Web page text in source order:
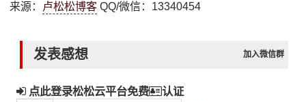
来源： 卢松松博客 QQ/微信：13340454
发表感想 加入微信群
点此登录松松云平台免费 认证